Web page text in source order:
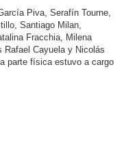
Piva, Serafín Tourne,
Santiago Milan,
Fracchia, Milena
Cayuela y Nicolás
parte física estuvo a cargo